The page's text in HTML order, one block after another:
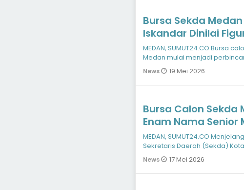
Bursa Sekda
Iskandar Dinilai
Ritme Birokrasi
MEDAN, SUMUT24.CO Bursa
Medan mulai menjadi
Pemerintah Kota Medan. Pa
News 19 Mei 2026
Bursa Calon
Enam Nama Senior
Perbincangan
MEDAN, SUMUT24.CO
Sekretaris Daerah (Sekda)
lingkungan Pemerintah Kota
News 17 Mei 2026